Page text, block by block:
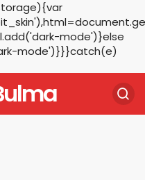
mode')}else
mode')}}}catch(e)